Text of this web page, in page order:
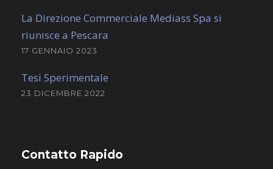
La Direzione Commerciale Mediass Spa si
riunisce a Pescara
17 GENNAIO 2023
Tesi Sperimentale
23 DICEMBRE 2022
Contatto Rapido